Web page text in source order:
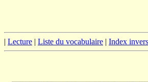
| Lecture | Liste du vocabulaire | Index